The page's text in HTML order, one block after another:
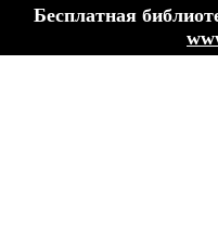
Бесплатная